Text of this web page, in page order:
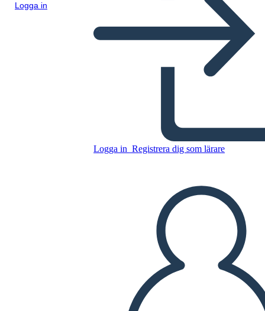
Logga in
Logga in Registrera dig som lärare
SKAPA EN STORYBOARD
SPELA UPP BILDSPEL
LÄS FÖR MIG